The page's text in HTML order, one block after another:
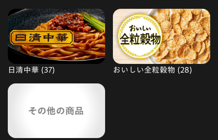
日清中華 (37) おいしい全粒穀物 (28)